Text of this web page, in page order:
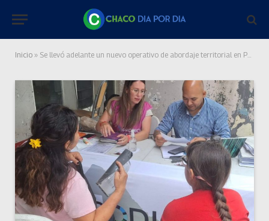
Inicio » Se llevó adelante un nuevo operativo de abordaje territorial en Presidencia de la Plaza